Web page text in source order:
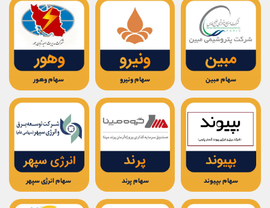
سهام مبین سهام ونیرو سهام وهور
سهام بپیوند سهام پرند سهام انرژی سپهر
کانال بله @alirezamehrabi_official